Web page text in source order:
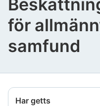
för
samfund
Har getts